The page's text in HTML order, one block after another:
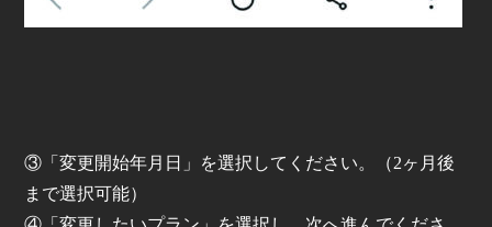
③「変更開始年月日」を選択してください。（2ヶ月後
まで選択可能）